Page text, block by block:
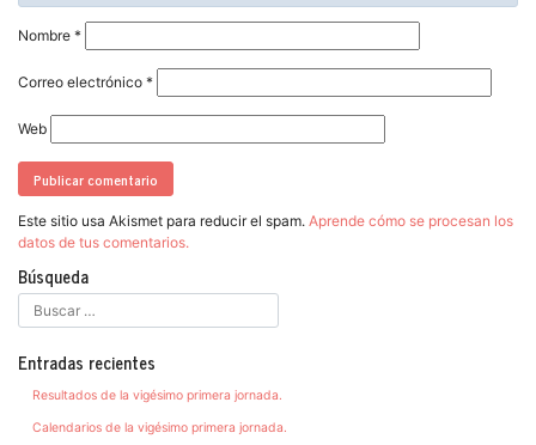
Nombre *
Correo electrónico *
Web
Este sitio usa Akismet para reducir el spam. Aprende cómo se procesan los
datos de tus comentarios.
Búsqueda
Entradas recientes
Resultados de la vigésimo primera jornada.
Calendarios de la vigésimo primera jornada.